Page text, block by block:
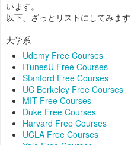
います。
以下、ざっとリストにしてみます
大学系
Udemy Free Courses
ITunesU Free Courses
Stanford Free Courses
UC Berkeley Free Courses
MIT Free Courses
Duke Free Courses
Harvard Free Courses
UCLA Free Courses